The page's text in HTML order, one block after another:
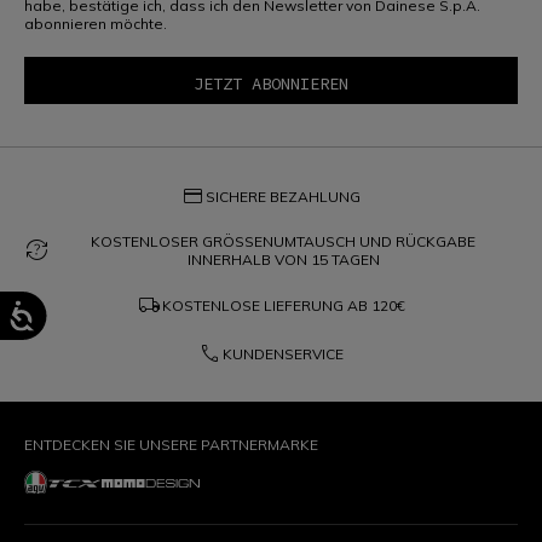
habe, bestätige ich, dass ich den Newsletter von Dainese S.p.A.
abonnieren möchte.
credit_card SICHERE BEZAHLUNG
question_exchange
KOSTENLOSER GRÖSSENUMTAUSCH UND RÜCKGABE
INNERHALB VON 15 TAGEN
local_shipping KOSTENLOSE LIEFERUNG AB 120€
phone KUNDENSERVICE
ENTDECKEN SIE UNSERE PARTNERMARKE